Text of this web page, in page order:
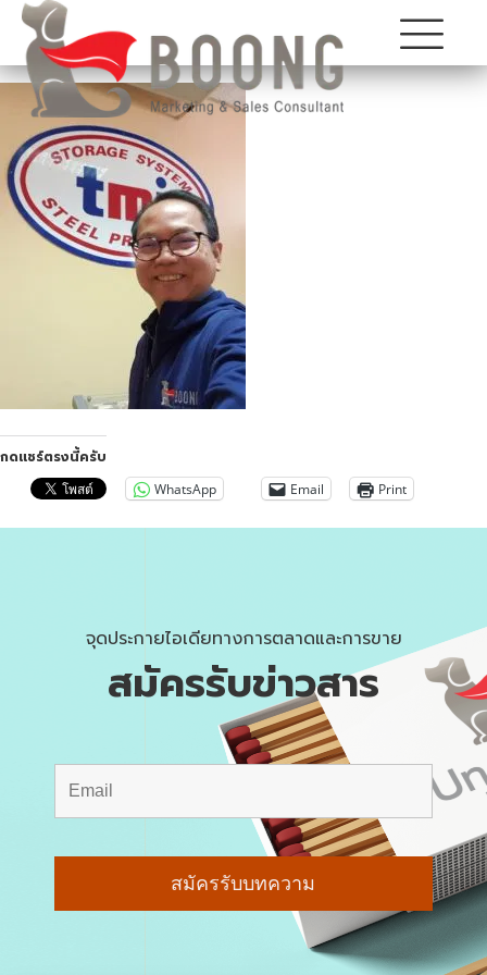
กดแชร์ตรงนี้ครับ
WhatsApp Email Print
จุดประกายไอเดียทางการตลาดและการขาย
สมัครรับข่าวสาร